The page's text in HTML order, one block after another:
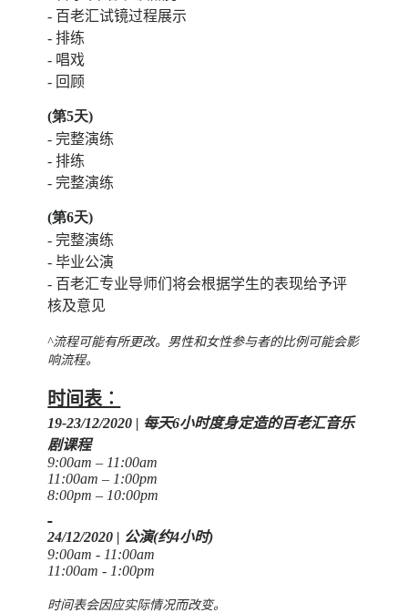
- 百老汇试镜过程展示
- 排练
- 唱戏
- 回顾
(第5天)
- 完整演练
- 排练
- 完整演练
(第6天)
- 完整演练
- 毕业公演
- 百老汇专业导师们将会根据学生的表现给予评
核及意见
^流程可能有所更改。男性和女性参与者的比例可能会影
响流程。
时间表︰
19-23/12/2020 | 每天6小时度身定造的百老汇音乐
剧课程
9:00am – 11:00am
11:00am – 1:00pm
8:00pm – 10:00pm
24/12/2020 | 公演(约4小时)
9:00am - 11:00am
11:00am - 1:00pm
时间表会因应实际情况而改变。